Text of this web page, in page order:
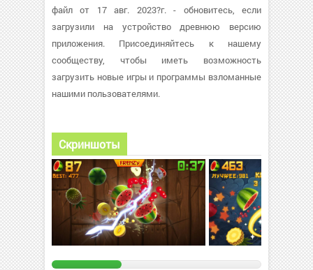
файл от 17 авг. 2023?г. - обновитесь, если
загрузили на устройство древнюю версию
приложения. Присоединяйтесь к нашему
сообществу, чтобы иметь возможность
загрузить новые игры и программы взломанные
нашими пользователями.
Скриншоты